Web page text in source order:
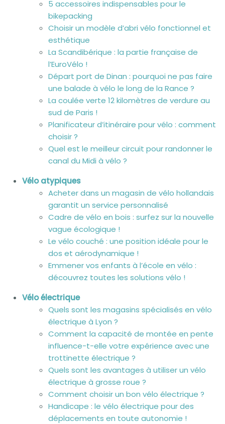
5 accessoires indispensables pour le
bikepacking
Choisir un modèle d’abri vélo fonctionnel et
esthétique
La Scandibérique : la partie française de
l’EuroVélo !
Départ port de Dinan : pourquoi ne pas faire
une balade à vélo le long de la Rance ?
La coulée verte 12 kilomètres de verdure au
sud de Paris !
Planificateur d’itinéraire pour vélo : comment
choisir ?
Quel est le meilleur circuit pour randonner le
canal du Midi à vélo ?
Vélo atypiques
Acheter dans un magasin de vélo hollandais
garantit un service personnalisé
Cadre de vélo en bois : surfez sur la nouvelle
vague écologique !
Le vélo couché : une position idéale pour le
dos et aérodynamique !
Emmener vos enfants à l’école en vélo :
découvrez toutes les solutions vélo !
Vélo électrique
Quels sont les magasins spécialisés en vélo
électrique à Lyon ?
Comment la capacité de montée en pente
influence-t-elle votre expérience avec une
trottinette électrique ?
Quels sont les avantages à utiliser un vélo
électrique à grosse roue ?
Comment choisir un bon vélo électrique ?
Handicape : le vélo électrique pour des
déplacements en toute autonomie !